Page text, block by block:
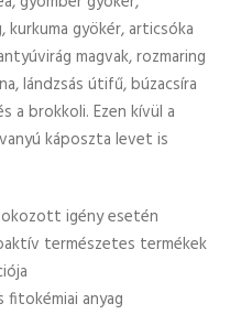
kurkuma gyökér, articsóka
magvak, rozmaring
lándzsás útifű, búzacsíra
a brokkoli. Ezen kívül a
káposzta levet is
igény esetén
természetes termékek
anyag